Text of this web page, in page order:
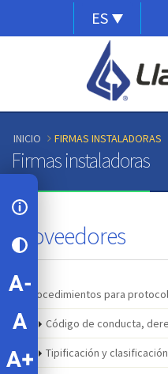
de
idioma
ES
INICIO FIRMAS INSTALADORAS
Firmas instaladoras
Proveedores
Procedimientos para
Código de conducta,
Tipificación y clasificación